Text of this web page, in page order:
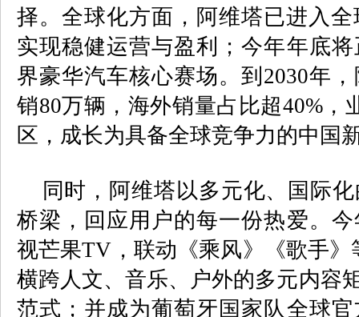
择。全球化方面，阿维塔已进入全
实现稳健运营与盈利；今年年底
界豪华汽车核心赛场。到 2030年
销80万辆，海外销量占比超40%，
区，成长为具备全球竞争力的中国
同时，阿维塔以多元化、国际化
桥梁，回应用户的每一份热爱。
视芒果TV ，联动《乘风》《歌手》
横跨人文、音乐、户外的多元内容
范式；并成为葡萄牙国家队全球